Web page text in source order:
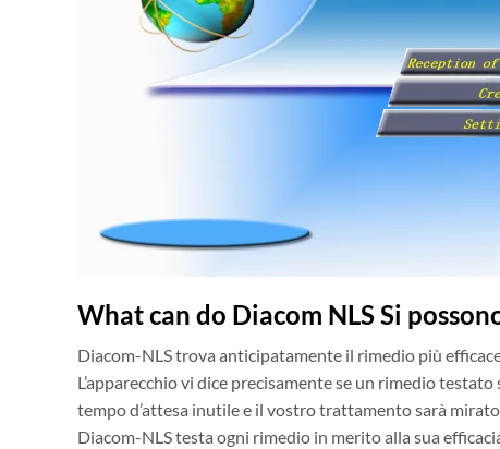
What can do Diacom NLS Si
Diacom-NLS trova anticipatamente il rimedio più
L’apparecchio vi dice precisamente se un rimedio
tempo d’attesa inutile e il vostro trattamento sarà
Diacom-NLS testa ogni rimedio in merito alla sua